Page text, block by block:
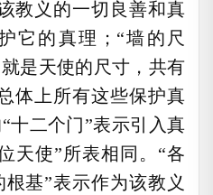
教义的一切良善和真
它的真理；“墙的尺
是天使的尺寸，共有
体上所有这些保护真
十二个门”表示引入真
天使”所表相同。“各
基”表示作为该教义